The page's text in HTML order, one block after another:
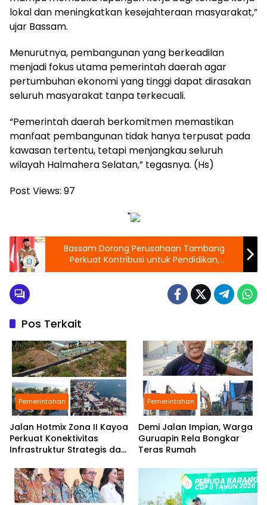
lokal dan meningkatkan kesejahteraan masyarakat,”
ujar Bassam.
Menurutnya, pembangunan yang berkeadilan
menjadi fokus utama pemerintah daerah agar
pertumbuhan ekonomi yang tinggi dapat dirasakan
seluruh masyarakat tanpa terkecuali.
“Pemerintah daerah berkomitmen memastikan
manfaat pembangunan tidak hanya terpusat pada
kawasan tertentu, tetapi menjangkau seluruh
wilayah Halmahera Selatan,” tegasnya. (Hs)
Post Views: 97
"
Bassam Dorong Perusahaan Tambang
Perkuat Kontribusi untuk Pendidikan,
Kesehatan dan UMKM di Halmahera Selatan
Pos Terkait
Pemerintahan
Jalan Hotmix Zona II Kayoa
Perkuat Konektivitas
Infrastruktur Strategis dan
Pemerintahan
Demi Jalan Impian, Warga
Guruapin Rela Bongkar
Teras Rumah